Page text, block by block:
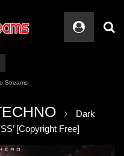
Streams
Dark
[Copyright Free]